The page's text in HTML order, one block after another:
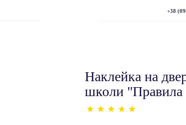
+38
Наклейка на
школи "Правила